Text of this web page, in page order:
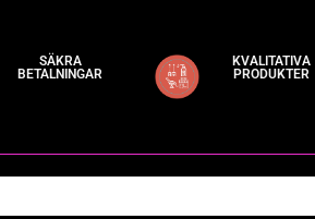
SÄKRA
BETALNINGAR
KVALITATIVA
PRODUKTER